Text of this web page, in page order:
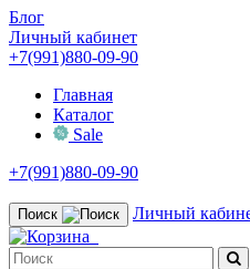
Блог
Личный кабинет
+7(991)880-09-90
Главная
Каталог
Sale
+7(991)880-09-90
Поиск Личный